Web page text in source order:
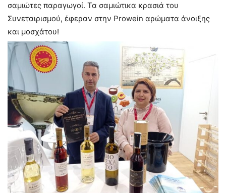
σαμιώτες παραγωγοί. Τα σαμιώτικα κρασιά του
Συνεταιρισμού, έφεραν στην Prowein αρώματα άνοιξης
και μοσχάτου!